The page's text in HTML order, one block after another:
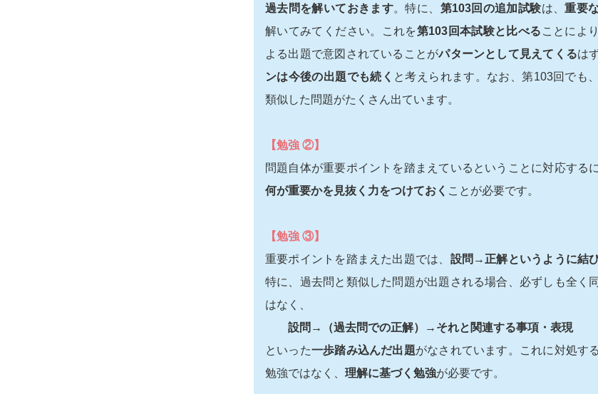
過去問を解いておきます。特に、 第103回の追加試験は、重要
解いてみてください。これを第103回本試験と比べる ことによ
よる出題で意図されていることがパターンとして見えてくるは
ンは今後の出題でも続く と考えられます。なお、第103回でも
類似した問題がたくさん出ています。
【勉強 ②】
問題自体が重要ポイントを踏まえているということに対応する
何が重要かを見抜く力をつけておく ことが必要です。
【勉強 ③】
重要ポイントを踏まえた出題では、 設問→正解というように結
特に、過去問と類似した問題が出題される場合、必ずしも全く
はなく、
設問→（過去問での正解）→それと関連する事項・表現
といった一歩踏み込んだ出題がなされています。これに対処す
勉強ではなく、 理解に基づく勉強が必要です。